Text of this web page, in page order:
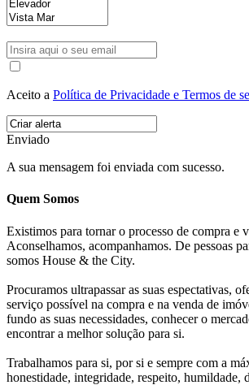
Aceito a Política de Privacidade e Termos de
Enviado
A sua mensagem foi enviada com sucesso.
Quem Somos
Existimos para tornar o processo de compra e
Aconselhamos, acompanhamos. De pessoas
somos House & the City.
Procuramos ultrapassar as suas espectativas,
serviço possível na compra e na venda de
fundo as suas necessidades, conhecer o
encontrar a melhor solução para si.
Trabalhamos para si, por si e sempre com a
honestidade, integridade, respeito, humildade,